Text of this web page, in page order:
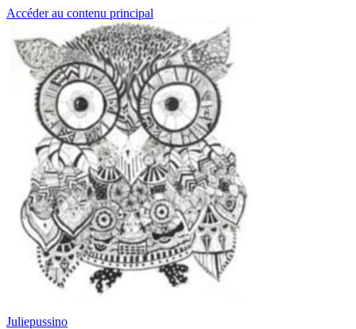
Accéder au contenu principal
Juliepussino